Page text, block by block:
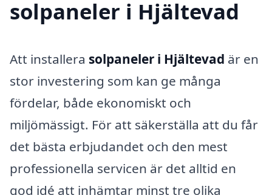
solpaneler i Hjältevad
Att installera solpaneler i Hjältevad är en
stor investering som kan ge många
fördelar, både ekonomiskt och
miljömässigt. För att säkerställa att du får
det bästa erbjudandet och den mest
professionella servicen är det alltid en
god idé att inhämtar minst tre olika